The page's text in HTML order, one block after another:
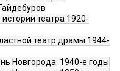
театра 1920-
театр драмы 1944-
Новгорода. 1940-е годы